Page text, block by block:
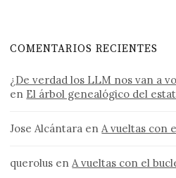
COMENTARIOS RECIENTES
¿De verdad los LLM nos van a
en El árbol genealógico del
Jose Alcántara enA vueltas con
querolus enA vueltas con el